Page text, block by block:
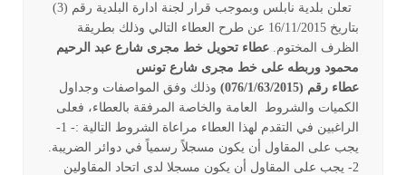
تعلن بلدية نابلس وبموجب قرار لجنة ادارة البلدية رقم (3)
بتاريخ 16/11/2015 عن طرح العطاء التالي وذلك بطريقة
الظرف المختوم. عطاء تحويل خط مجرى شارع عبد الرحيم
محمود وربطه على خط مجرى شارع تونس
عطاء رقم (076/1/63/2015)
وذلك وفق المواصفات وجداول
الكميات والشروط العامة والخاصة المرفقة بالعطاء، فعلى
الراغبين في التقدم لهذا العطاء مراعاة الشروط التالية :- 1-
يجب على المقاول أن يكون مسجلاً رسمياً في دوائر الضريبة.
2- يجب على المقاول أن يكون مسجلا لدى اتحاد المقاولين